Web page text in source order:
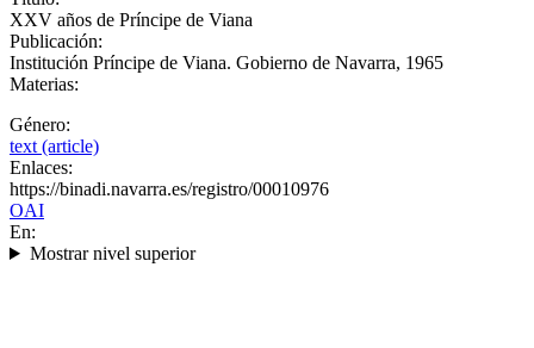
XXV años de Príncipe de Viana
Publicación:
Institución Príncipe de Viana. Gobierno de Navarra, 1965
Materias:
Género:
text (article)
Enlaces:
https://binadi.navarra.es/registro/00010976
OAI
En:
Mostrar nivel superior